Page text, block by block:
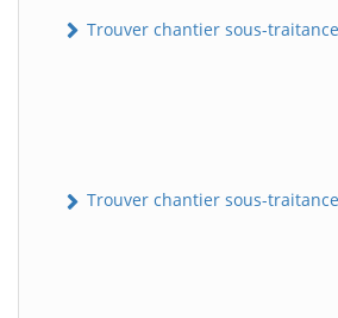
Trouver chantier sous-
Trouver chantier sous-